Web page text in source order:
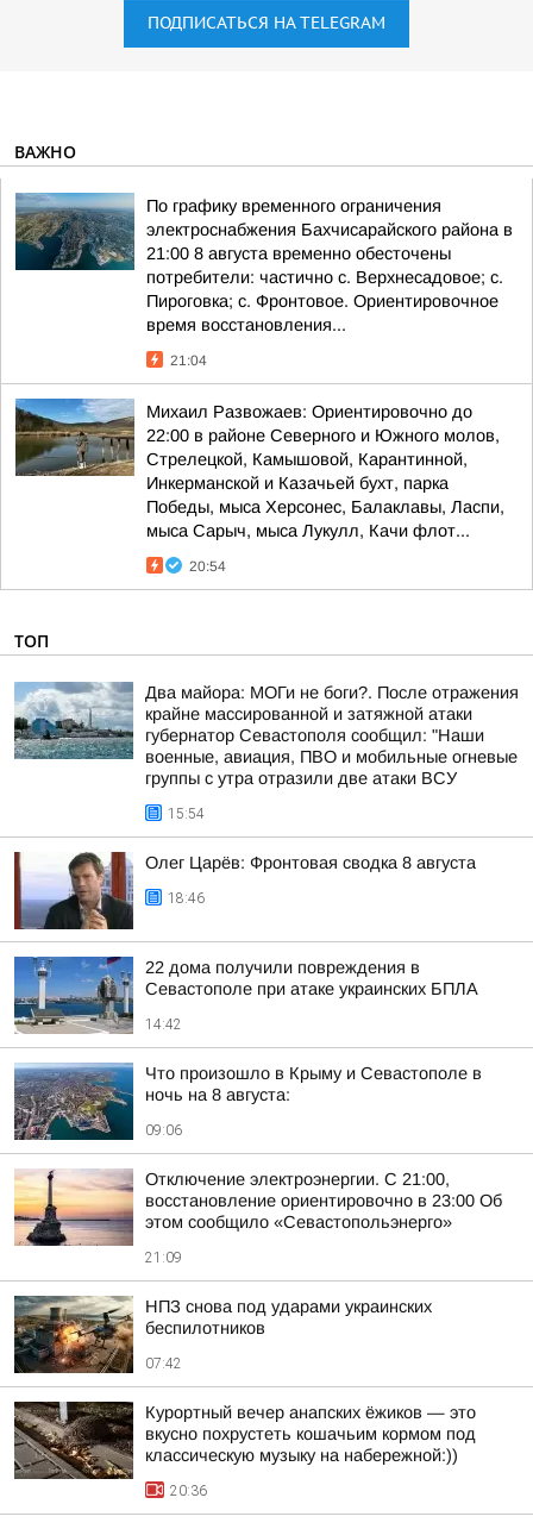
ПОДПИСАТЬСЯ НА TELEGRAM
ВАЖНО
По графику временного ограничения
электроснабжения Бахчисарайского района в
21:00 8 августа временно обесточены
потребители: частично с. Верхнесадовое; с.
Пироговка; с. Фронтовое. Ориентировочное
время восстановления...
21:04
Михаил Развожаев: Ориентировочно до
22:00 в районе Северного и Южного молов,
Стрелецкой, Камышовой, Карантинной,
Инкерманской и Казачьей бухт, парка
Победы, мыса Херсонес, Балаклавы, Ласпи,
мыса Сарыч, мыса Лукулл, Качи флот...
20:54
ТОП
Два майора: МОГи не боги?. После отражения
крайне массированной и затяжной атаки
губернатор Севастополя сообщил: "Наши
военные, авиация, ПВО и мобильные огневые
группы с утра отразили две атаки ВСУ
15:54
Олег Царёв: Фронтовая сводка 8 августа
18:46
22 дома получили повреждения в
Севастополе при атаке украинских БПЛА
14:42
Что произошло в Крыму и Севастополе в
ночь на 8 августа:
09:06
Отключение электроэнергии. С 21:00,
восстановление ориентировочно в 23:00 Об
этом сообщило «Севастопольэнерго»
21:09
НПЗ снова под ударами украинских
беспилотников
07:42
Курортный вечер анапских ёжиков — это
вкусно похрустеть кошачьим кормом под
классическую музыку на набережной:))
20:36